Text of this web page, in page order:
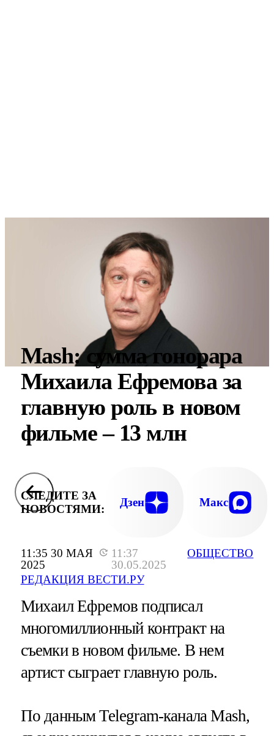
11:35 30 МАЯ
2025
11:37
30.05.2025
РЕДАКЦИЯ ВЕСТИ.РУ
ОБЩЕСТВО
Mash: сумма гонорара
Михаила Ефремова за
главную роль в новом
фильме – 13 млн
СЛЕДИТЕ ЗА
НОВОСТЯМИ:
Дзен Макс
Михаил Ефремов подписал
многомиллионный контракт на
съемки в новом фильме. В нем
артист сыграет главную роль.
По данным Telegram-канала Mash,